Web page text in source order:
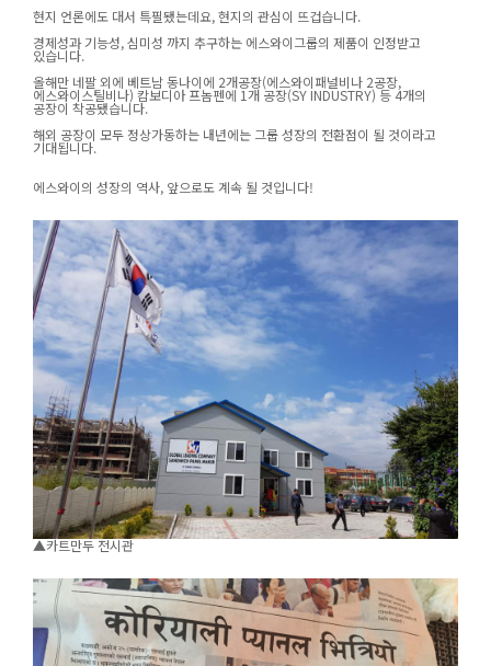
현지 언론에도 대서 특필됐는데요, 현지의 관심이 뜨겁습니다.
경제성과 기능성, 심미성 까지 추구하는 에스와이그룹의 제품이 인정받고
있습니다.
올해만 네팔 외에 베트남 동나이에 2개공장(에스와이패널비나 2공장,
에스와이스틸비나) 캄보디아 프놈펜에 1개 공장(SY INDUSTRY) 등 4개의
공장이 착공됐습니다.
해외 공장이 모두 정상가동하는 내년에는 그룹 성장의 전환점이 될 것이라고
기대됩니다.
에스와이의 성장의 역사, 앞으로도 계속 될 것입니다!
▲카트만두 전시관